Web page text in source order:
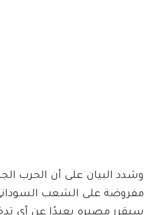
وشدد البيان على أن الحرب
مفروضة على الشعب